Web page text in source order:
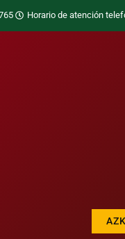
Horario de atención